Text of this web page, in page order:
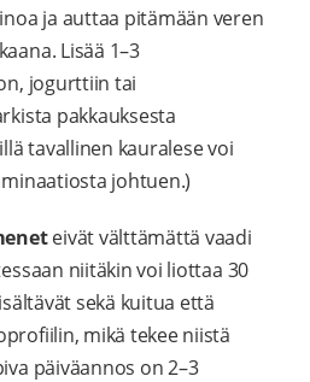
ja auttaa pitämään veren
Lisää 1–3
jogurttiin tai
pakkauksesta
tavallinen kauralese voi
johtuen.)
eivät välttämättä vaadi
niitäkin voi liottaa 30
sekä kuitua että
mikä tekee niistä
päiväannos on 2–3